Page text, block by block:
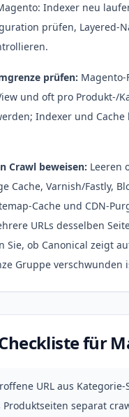
Indexer neu
prüfen, Layered-
prüfen: Magento-
und oft pro Produkt-/
Indexer und Cache
Crawl beweisen: Leeren
Cache, Varnish/Fastly,
Cache und CDN-
URLs desselben
Sie, ob Canonical zeigt
Gruppe verschwunden
für
URL aus
Produktseiten separat